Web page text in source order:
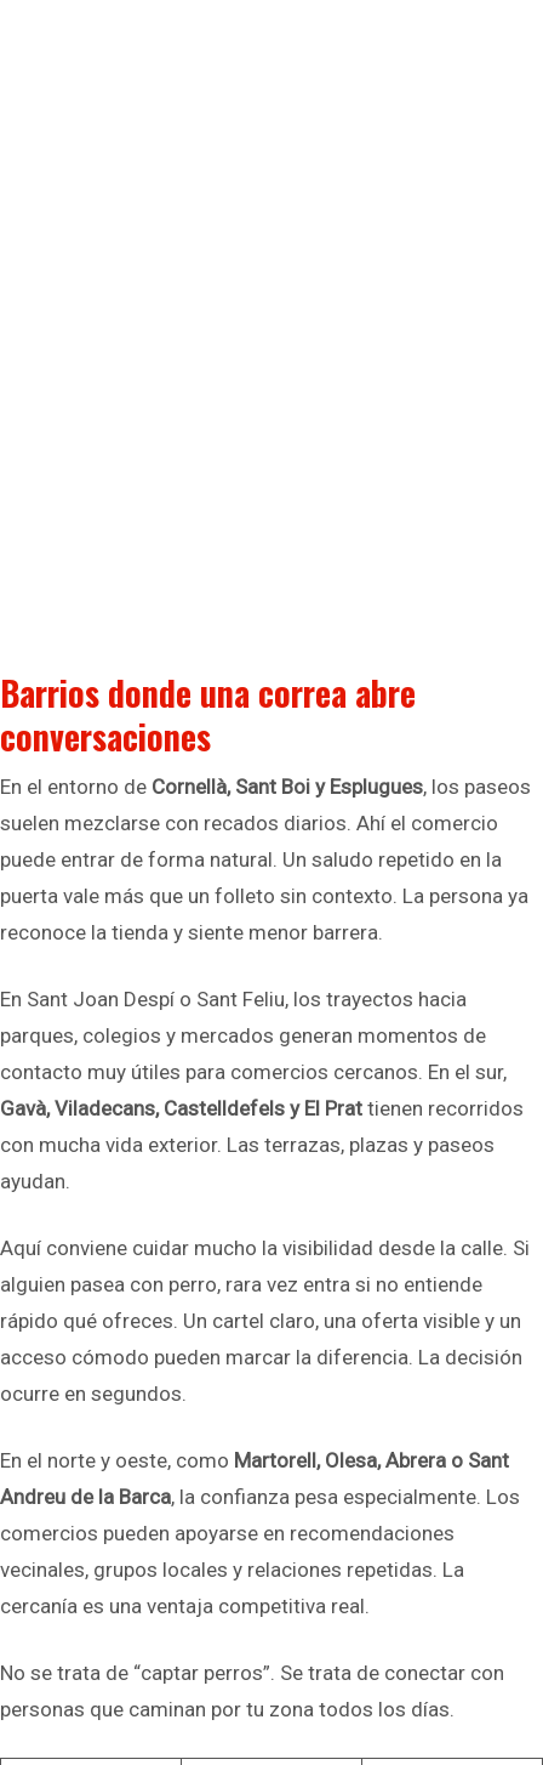
Barrios donde una correa abre
conversaciones
En el entorno de Cornellà, Sant Boi y Esplugues, los paseos
suelen mezclarse con recados diarios. Ahí el comercio
puede entrar de forma natural. Un saludo repetido en la
puerta vale más que un folleto sin contexto. La persona ya
reconoce la tienda y siente menor barrera.
En Sant Joan Despí o Sant Feliu, los trayectos hacia
parques, colegios y mercados generan momentos de
contacto muy útiles para comercios cercanos. En el sur,
Gavà, Viladecans, Castelldefels y El Prat tienen recorridos
con mucha vida exterior. Las terrazas, plazas y paseos
ayudan.
Aquí conviene cuidar mucho la visibilidad desde la calle. Si
alguien pasea con perro, rara vez entra si no entiende
rápido qué ofreces. Un cartel claro, una oferta visible y un
acceso cómodo pueden marcar la diferencia. La decisión
ocurre en segundos.
En el norte y oeste, como Martorell, Olesa, Abrera o Sant
Andreu de la Barca, la confianza pesa especialmente. Los
comercios pueden apoyarse en recomendaciones
vecinales, grupos locales y relaciones repetidas. La
cercanía es una ventaja competitiva real.
No se trata de “captar perros”. Se trata de conectar con
personas que caminan por tu zona todos los días.